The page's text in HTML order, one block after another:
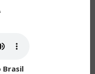
Brasil